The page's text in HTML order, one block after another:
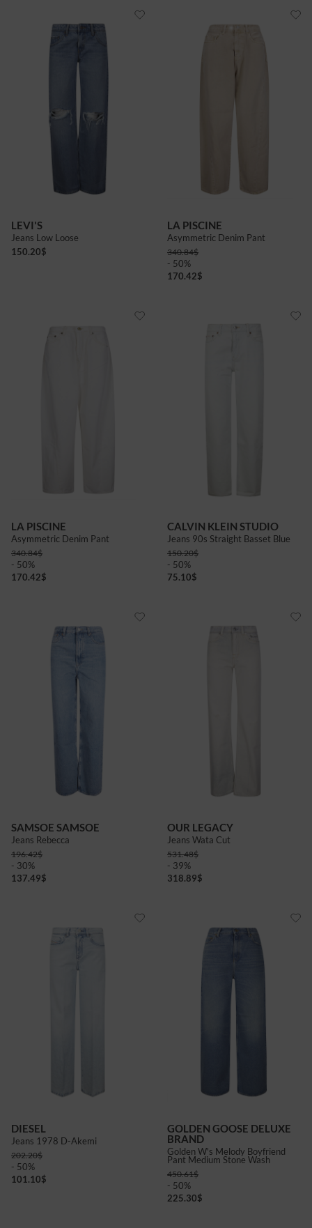
LEVI'S
Jeans Low Loose
150.20$
LA PISCINE
Asymmetric Denim Pant
340.84$
- 50%
170.42$
LA PISCINE
Asymmetric Denim Pant
340.84$
- 50%
170.42$
CALVIN KLEIN STUDIO
Jeans 90s Straight Basset Blue
150.20$
- 50%
75.10$
SAMSOE SAMSOE
Jeans Rebecca
196.42$
- 30%
137.49$
OUR LEGACY
Jeans Wata Cut
531.48$
- 39%
318.89$
DIESEL
Jeans 1978 D-Akemi
202.20$
- 50%
101.10$
GOLDEN GOOSE DELUXE
BRAND
Golden W's Melody Boyfriend
Pant Medium Stone Wash
450.61$
- 50%
225.30$